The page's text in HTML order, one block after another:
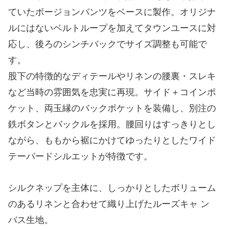
ていたボージョンパンツをベースに製作。オリジナ
ルにはないベルトループを加えてタウンユースに対
応し、後ろのシンチバックでサイズ調整も可能で
す。
股下の特徴的なディテールやリネンの腰裏・スレキ
など当時の雰囲気を忠実に再現。サイド＋コインポ
ケット、両玉縁のバックポケットを装備し、別注の
鉄ボタンとバックルを採用。腰回りはすっきりとし
ながら、ももから裾にかけてゆったりとしたワイド
テーパードシルエットが特徴です。
シルクネップを主体に、しっかりとしたボリューム
のあるリネンと合わせて織り上げたルーズキャ ン
バス生地。